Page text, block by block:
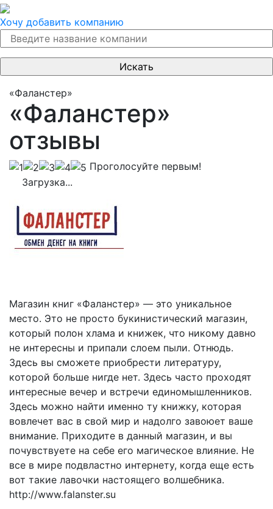
Хочу добавить компанию
«Фаланстер»
«Фаланстер»
отзывы
Проголосуйте первым!
Загрузка...
Магазин книг «Фаланстер» — это уникальное
место. Это не просто букинистический магазин,
который полон хлама и книжек, что никому давно
не интересны и припали слоем пыли. Отнюдь.
Здесь вы сможете приобрести литературу,
которой больше нигде нет. Здесь часто проходят
интересные вечер и встречи единомышленников.
Здесь можно найти именно ту книжку, которая
вовлечет вас в свой мир и надолго завоюет ваше
внимание. Приходите в данный магазин, и вы
почувствуете на себе его магическое влияние. Не
все в мире подвластно интернету, когда еще есть
вот такие лавочки настоящего волшебника.
http://www.falanster.su